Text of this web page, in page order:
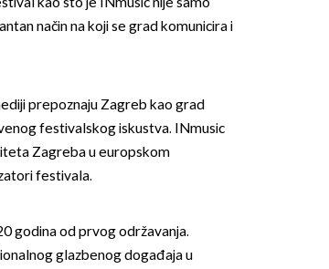
način na koji se grad komunicira i
prepoznaju Zagreb kao grad
festivalskog iskustva. INmusic
Zagreba u europskom
festivala.
godina od prvog održavanja.
glazbenog događaja u